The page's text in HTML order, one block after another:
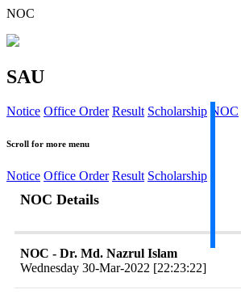
NOC
SAU
Notice Office Order Result Scholarship NOC
Scroll for more menu
Notice Office Order Result Scholarship
NOC Details
NOC - Dr. Md. Nazrul Islam
Wednesday 30-Mar-2022 [22:23:22]